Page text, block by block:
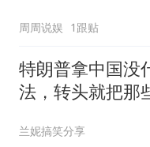
钱？”
周周说娱 1跟贴
特朗普拿中国没
法，转头就把那
兰妮搞笑分享